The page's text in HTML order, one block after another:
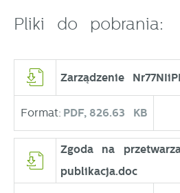
Pliki do pobrania:
Zarządzenie
Format: PDF, 826.63 KB
Zgoda na
publikacja.doc
wiadomości, ofert, komunikatów